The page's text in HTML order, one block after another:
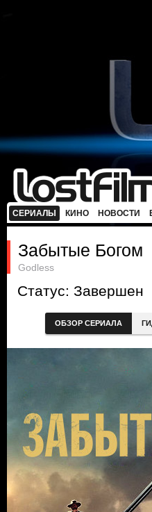
СЕРИАЛЫ КИНО НОВОСТИ
Забытые Богом
Godless
Статус: Завершен
ОБЗОР СЕРИАЛА